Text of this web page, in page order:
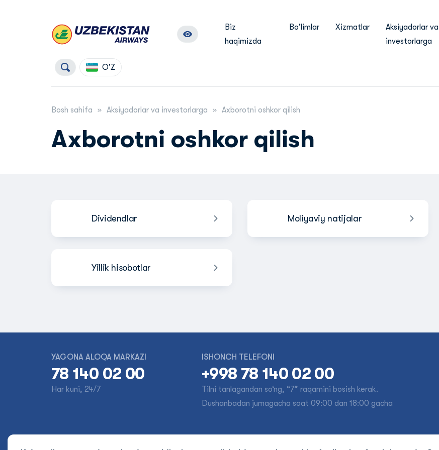
Biz
haqimizda
Bo'limlar Xizmatlar
Aksiyadorlar va
investorlarga
O'Z
Bosh sahifa Aksiyadorlar va investorlarga Axborotni oshkor qilish
Axborotni oshkor qilish
Dividendlar Moliyaviy natijalar
Yillik hisobotlar
YAGONA ALOQA MARKAZI
78 140 02 00
Har kuni, 24/7
ISHONCH TELEFONI
+998 78 140 02 00
Tilni tanlagandan so‘ng, “7” raqamini bosish kerak.
Dushanbadan jumagacha soat 09:00 dan 18:00 gacha